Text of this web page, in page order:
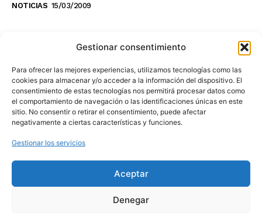
Gestionar consentimiento
Para ofrecer las mejores experiencias, utilizamos tecnologías como las
cookies para almacenar y/o acceder a la información del dispositivo. El
consentimiento de estas tecnologías nos permitirá procesar datos como
el comportamiento de navegación o las identificaciones únicas en este
sitio. No consentir o retirar el consentimiento, puede afectar
negativamente a ciertas características y funciones.
Gestionar los servicios
Aceptar
Denegar
NOTICIAS 15/03/2009
NO TE PIERDAS LO ÚLTIMO DEL CANAL
Haz clic en «Estoy de acuerdo» para
activar Youtube
POLÍTICA DE COOKIES